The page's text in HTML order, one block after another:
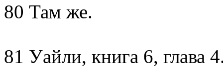
80 Там же.
81 Уайли, книга 6, глава